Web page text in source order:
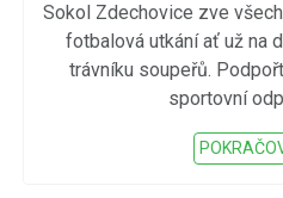
Sokol Zdechovice zve
fotbalová utkání ať už na
trávníku soupeřů.
sportovní